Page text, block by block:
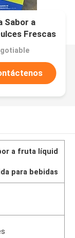
Sabor a
Frescas
a fruta líquid
para bebidas